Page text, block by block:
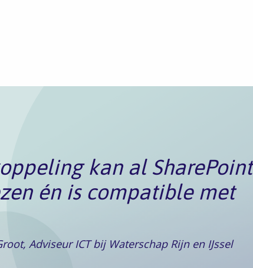
kan al SharePoint
én is compatible met
Adviseur ICT bij Waterschap Rijn en IJssel